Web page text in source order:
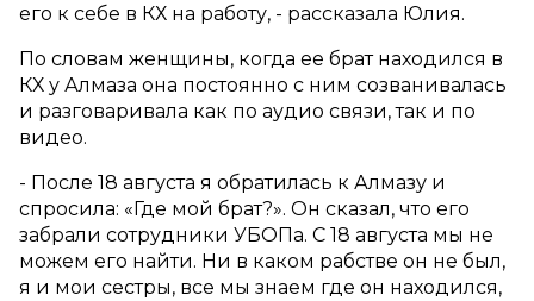
его к себе в КХ на работу, - рассказала Юлия.
По словам женщины, когда ее брат находился в
КХ у Алмаза она постоянно с ним созванивалась
и разговаривала как по аудио связи, так и по
видео.
- После 18 августа я обратилась к Алмазу и
спросила: «Где мой брат?». Он сказал, что его
забрали сотрудники УБОПа. С 18 августа мы не
можем его найти. Ни в каком рабстве он не был,
я и мои сестры, все мы знаем где он находился,